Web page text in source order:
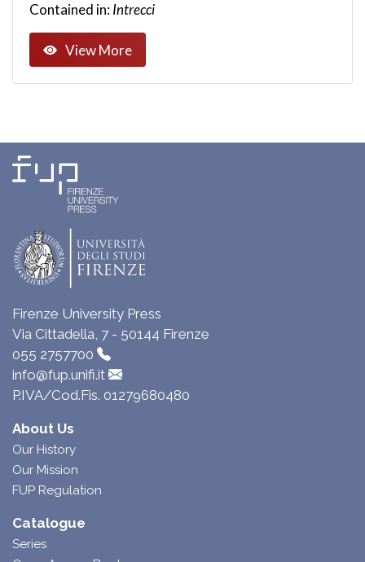
Contained in:Intrecci
View More
Firenze University Press
Via Cittadella, 7 - 50144 Firenze
055 2757700
info@fup.unifi.it
P.IVA/Cod.Fis. 01279680480
About Us
Our History
Our Mission
FUP Regulation
Catalogue
Series